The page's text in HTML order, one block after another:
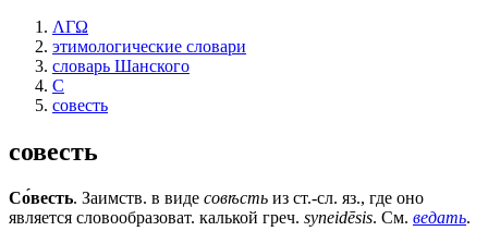
ΛΓΩ
этимологические словари
словарь Шанского
С
совесть
совесть
Со́весть. Заимств. в виде совѣсть из ст.-сл. яз., где оно
является словообразоват. калькой греч. syneidēsis. См. ведать.